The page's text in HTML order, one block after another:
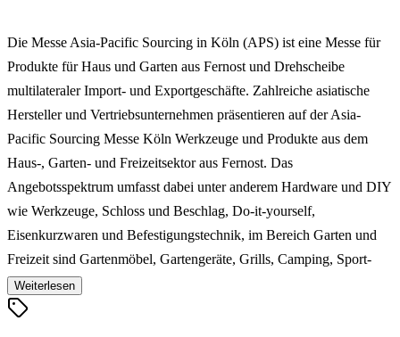
Die Messe Asia-Pacific Sourcing in Köln (APS) ist eine Messe für
Produkte für Haus und Garten aus Fernost und Drehscheibe
multilateraler Import- und Exportgeschäfte. Zahlreiche asiatische
Hersteller und Vertriebsunternehmen präsentieren auf der Asia-
Pacific Sourcing Messe Köln Werkzeuge und Produkte aus dem
Haus-, Garten- und Freizeitsektor aus Fernost. Das
Angebotsspektrum umfasst dabei unter anderem Hardware und DIY
wie Werkzeuge, Schloss und Beschlag, Do-it-yourself,
Eisenkurzwaren und Befestigungstechnik, im Bereich Garten und
Freizeit sind Gartenmöbel, Gartengeräte, Grills, Camping, Sport-
und Spielwaren sowie Freizeit-, Geschenk- und Saisonartikel,
Wohnaccessoires, Tischdekoration und Haushaltwaren,
Weiterlesen